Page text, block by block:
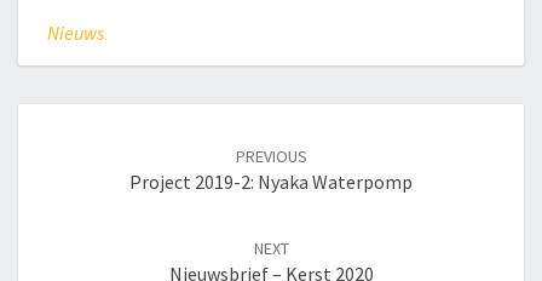
Nieuws
PREVIOUS
Project 2019-2: Nyaka Waterpomp
NEXT
Nieuwsbrief – Kerst 2020